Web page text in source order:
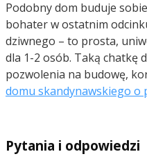
Podobny dom buduje
bohater w ostatnim
dziwnego – to prosta,
dla 1-2 osób. Taką chatkę
pozwolenia na budowę,
domu skandynawskiego o
Pytania i odpowiedzi